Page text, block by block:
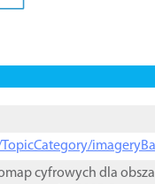
cyfrowych dla